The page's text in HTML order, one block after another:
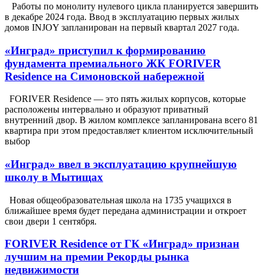
Работы по монолиту нулевого цикла планируется завершить
в декабре 2024 года. Ввод в эксплуатацию первых жилых
домов INJOY запланирован на первый квартал 2027 года.
«Инград» приступил к формированию
фундамента премиального ЖК FORIVER
Residence на Симоновской набережной
FORIVER Residence — это пять жилых корпусов, которые
расположены интервально и образуют приватный
внутренний двор. В жилом комплексе запланирована всего 81
квартира при этом предоставляет клиентом исключительный
выбор
«Инград» ввел в эксплуатацию крупнейшую
школу в Мытищах
Новая общеобразовательная школа на 1735 учащихся в
ближайшее время будет передана администрации и откроет
свои двери 1 сентября.
FORIVER Residence от ГК «Инград» признан
лучшим на премии Рекорды рынка
недвижимости